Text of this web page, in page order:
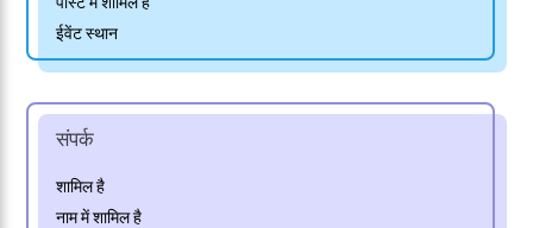
ईवेंट स्थान
संपर्क
शामिल है
नाम में शामिल है